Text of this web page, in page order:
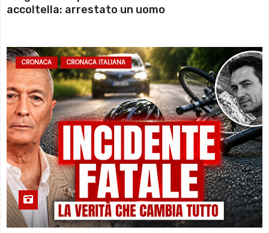
accoltella: arrestato un uomo
CRONACA CRONACA ITALIANA